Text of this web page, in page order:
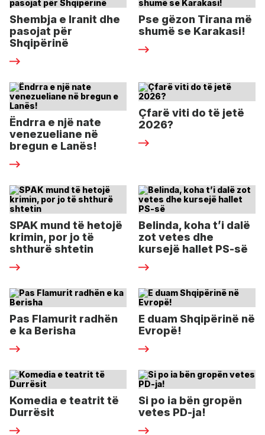
Shembja e Iranit dhe
pasojat për
Shqipërinë
Pse gëzon Tirana më
shumë se Karakasi!
Ëndrra e një nate
venezueliane në
bregun e Lanës!
Çfarë viti do të jetë
2026?
SPAK mund të hetojë
krimin, por jo të
shthurë shtetin
Belinda, koha t’i dalë
zot vetes dhe
kursejë hallet PS-së
Pas Flamurit radhën
e ka Berisha
E duam Shqipërinë në
Evropë!
Komedia e teatrit të
Durrësit
Si po ia bën gropën
vetes PD-ja!